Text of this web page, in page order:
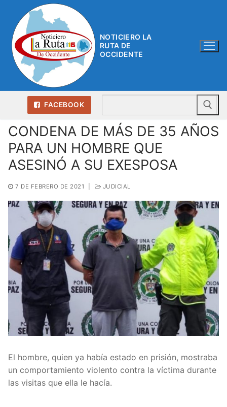
contenido
NOTICIERO LA
RUTA DE
OCCIDENTE
FACEBOOK
CONDENA DE MÁS DE 35 AÑOS
PARA UN HOMBRE QUE
ASESINÓ A SU EXESPOSA
7 DE FEBRERO DE 2021 JUDICIAL
El hombre, quien ya había estado en prisión, mostraba
un comportamiento violento contra la víctima durante
las visitas que ella le hacía.